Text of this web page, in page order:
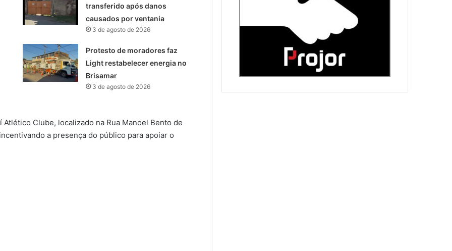
transferido após danos
causados por ventania
3 de agosto de 2026
Protesto de moradores faz
Light restabelecer energia no
Brisamar
3 de agosto de 2026
Clube, localizado na Rua Manoel Bento de
a presença do público para apoiar o